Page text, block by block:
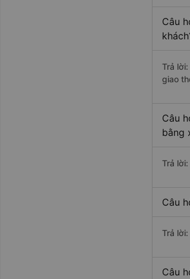
Câu
Trả
giao
Câu
bằng
Trả
Câu
Trả
Câu